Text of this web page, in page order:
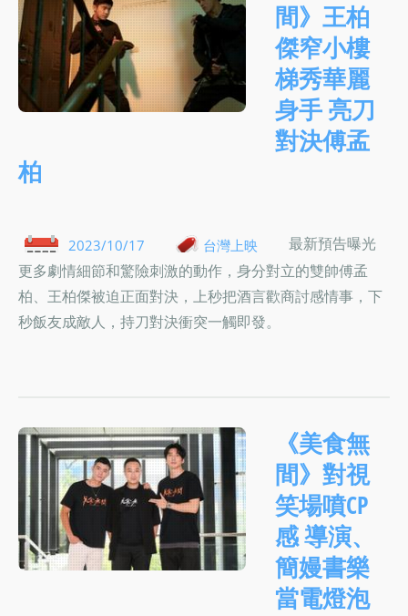
間》王柏
傑窄小樓
梯秀華麗
身手 亮刀
對決傅孟
柏
2023/10/17 台灣上映
最新預告曝光
更多劇情細節和驚險刺激的動作，身分對立的雙帥傅孟
柏、王柏傑被迫正面對決，上秒把酒言歡商討感情事，下
秒飯友成敵人，持刀對決衝突一觸即發。
《美食無
間》對視
笑場噴CP
感 導演、
簡嫚書樂
當電燈泡